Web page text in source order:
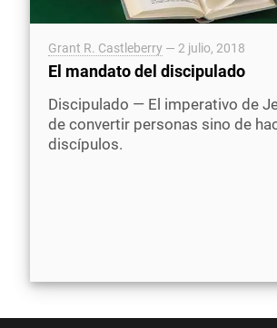
Grant R. Castleberry — 2 julio, 2018
El mandato del discipulado
Discipulado — El imperativo de
de convertir personas sino de
discípulos.